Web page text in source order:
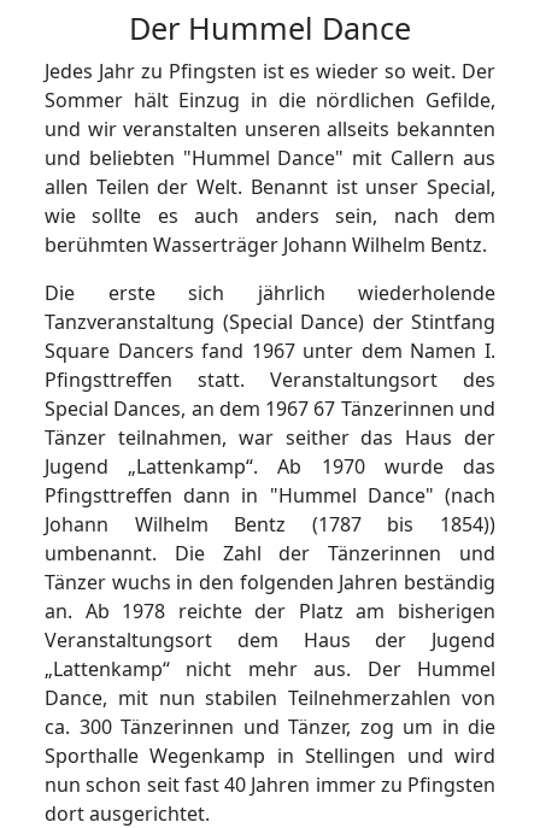
Der Hummel Dance
Jedes Jahr zu Pfingsten ist es wieder so weit. Der
Sommer hält Einzug in die nördlichen Gefilde,
und wir veranstalten unseren allseits bekannten
und beliebten "Hummel Dance" mit Callern aus
allen Teilen der Welt. Benannt ist unser Special,
wie sollte es auch anders sein, nach dem
berühmten Wasserträger Johann Wilhelm Bentz.
Die erste sich jährlich wiederholende
Tanzveranstaltung (Special Dance) der Stintfang
Square Dancers fand 1967 unter dem Namen I.
Pfingsttreffen statt. Veranstaltungsort des
Special Dances, an dem 1967 67 Tänzerinnen und
Tänzer teilnahmen, war seither das Haus der
Jugend „Lattenkamp“. Ab 1970 wurde das
Pfingsttreffen dann in "Hummel Dance" (nach
Johann Wilhelm Bentz (1787 bis 1854))
umbenannt. Die Zahl der Tänzerinnen und
Tänzer wuchs in den folgenden Jahren beständig
an. Ab 1978 reichte der Platz am bisherigen
Veranstaltungsort dem Haus der Jugend
„Lattenkamp“ nicht mehr aus. Der Hummel
Dance, mit nun stabilen Teilnehmerzahlen von
ca. 300 Tänzerinnen und Tänzer, zog um in die
Sporthalle Wegenkamp in Stellingen und wird
nun schon seit fast 40 Jahren immer zu Pfingsten
dort ausgerichtet.